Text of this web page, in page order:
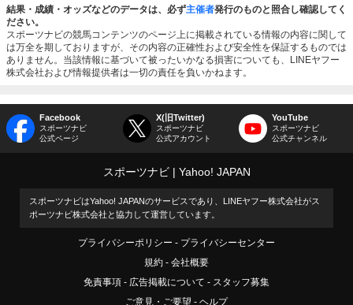
結果・成績・オッズなどのデータは、必ず主催者発行のものと照合し確認してく
ださい。
スポーツナビの競馬コンテンツのページ上に掲載されている情報の内容に関して
は万全を期しておりますが、その内容の正確性および安全性を保証するものでは
ありません。当該情報に基づいて被ったいかなる損害についても、LINEヤフー
株式会社および情報提供者は一切の責任を負いかねます。
Facebook
スポーツナビ
公式ページ
X(旧Twitter)
スポーツナビ
公式アカウント
YouTube
スポーツナビ
公式チャンネル
スポーツナビ Yahoo! JAPAN
スポーツナビはYahoo! JAPANのサービスであり、LINEヤフー株式会社がス
ポーツナビ株式会社と協力して運営しています。
プライバシーポリシー
プライバシーセンター
規約
会社概要
免責事項
広告掲載について
スタッフ募集
ご意見・ご要望
ヘルプ